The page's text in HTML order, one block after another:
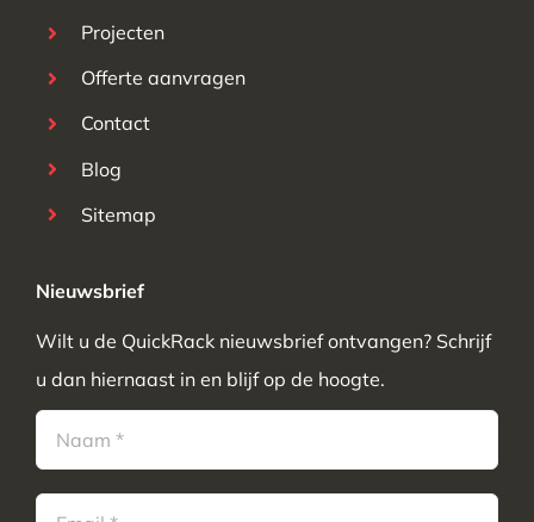
Projecten
Offerte aanvragen
Contact
Blog
Sitemap
Nieuwsbrief
Wilt u de QuickRack nieuwsbrief ontvangen? Schrijf
u dan hiernaast in en blijf op de hoogte.